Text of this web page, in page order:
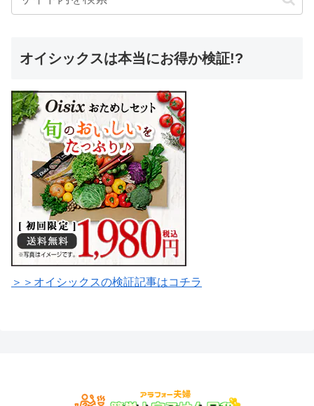
オイシックスは本当にお得か検証!?
＞＞オイシックスの検証記事はコチラ